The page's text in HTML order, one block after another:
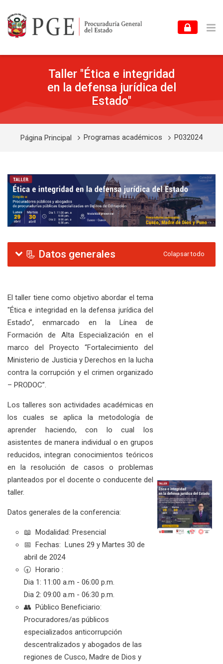
Taller "Ética e integridad
en la defensa jurídica del
Estado"
Página Principal Programas académicos P032024
Diagrama de temas
📃 Datos generales Colapsar todo
El taller tiene como objetivo abordar el tema
"Ética e integridad en la defensa jurídica del
Estado”, enmarcado en la Línea de
Formación de Alta Especialización en el
marco del Proyecto “Fortalecimiento del
Ministerio de Justicia y Derechos en la lucha
contra lacorrupción y el crimen organizado
– PRODOC”.
Los talleres son actividades académicas en
los cuales se aplica la metodología de
aprender haciendo, con lo cual los
asistentes de manera individual o en grupos
reducidos, integran conocimientos teóricos
en la resolución de casos o problemas
planteados por el docente o conducente del
taller.
Datos generales de la conferencia:
📖 Modalidad: Presencial
📅 Fechas: Lunes 29 y Martes 30 de
abril de 2024
🕣 Horario :
Dia 1: 11:00 a.m - 06:00 p.m.
Dia 2: 09:00 a.m - 06:30 p.m.
👥 Público Beneficiario:
Procuradores/as públicos
especializados anticorrupción
descentralizados y abogados de las
regiones de Cusco, Madre de Dios y